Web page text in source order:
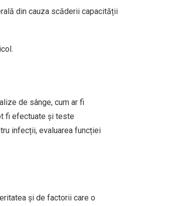
din cauza scăderii capacității
de sânge, cum ar fi
fi efectuate și teste
infecții, evaluarea funcției
și de factorii care o